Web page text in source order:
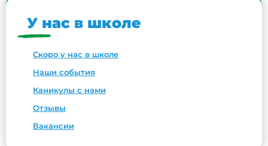
У нас в школе
Скоро у нас в школе
Наши события
Каникулы с нами
Отзывы
Вакансии